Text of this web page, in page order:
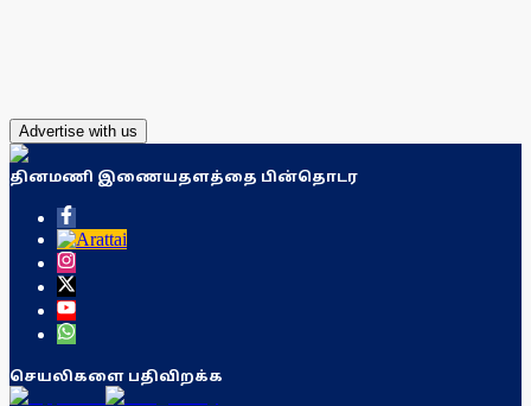
Advertise with us
தினமணி இணையதளத்தை பின்தொடர
செயலிகளை பதிவிறக்க